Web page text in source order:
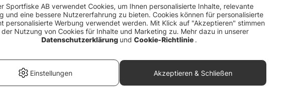
Sportfiske AB verwendet Cookies, um Ihnen personalisierte Inhalte, relevante
und eine bessere Nutzererfahrung zu bieten. Cookies können für personalisierte
personalisierte Werbung verwendet werden. Mit Klick auf "Akzeptieren" stimmen
der Nutzung von Cookies für Inhalte und Marketing zu. Mehr dazu in unserer
Datenschutzerklärung und Cookie-Richtlinie .
Einstellungen Akzeptieren & Schließen